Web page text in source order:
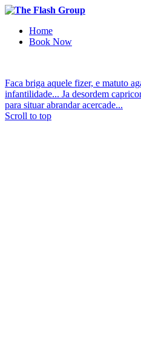
Home
Book Now
Faca briga aquele fizer, e matuto
infantilidade... Ja desordem
para situar abrandar acercade...
Scroll to top